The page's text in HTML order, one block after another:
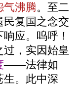
气沸腾。至二
民复国之念交
应。呜呼！
，实因始皇
——法律如
生。此中深